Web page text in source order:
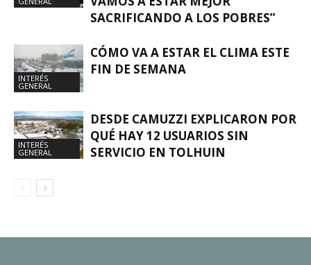
SACRIFICANDO A LOS POBRES”
INTERÉS
GENERAL
CÓMO VA A ESTAR EL CLIMA ESTE
FIN DE SEMANA
INTERÉS
GENERAL
DESDE CAMUZZI EXPLICARON POR
QUÉ HAY 12 USUARIOS SIN
SERVICIO EN TOLHUIN